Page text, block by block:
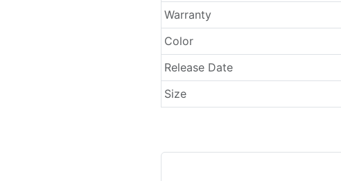
Warranty
Color
Release Date
Size